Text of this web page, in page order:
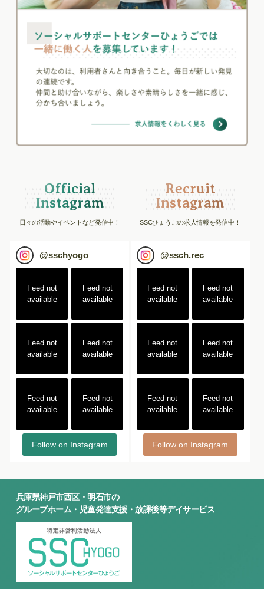
Official
Instagram
日々の活動やイベントなど発信中！
@sschyogo
Feed not
available
Feed not
available
Feed not
available
Feed not
available
Feed not
available
Feed not
available
Follow on Instagram
Recruit
Instagram
SSCひょうごの求人情報を発信中！
@ssch.rec
Feed not
available
Feed not
available
Feed not
available
Feed not
available
Feed not
available
Feed not
available
Follow on Instagram
兵庫県神戸市西区・明石市の
グループホーム・児童発達支援・放課後等デイサービス